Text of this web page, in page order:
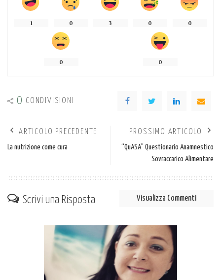
1 0 3 0 0
0 0
0 CONDIVISIONI
ARTICOLO PRECEDENTE
La nutrizione come cura
PROSSIMO ARTICOLO
“QuASA” Questionario Anamnestico
Sovraccarico Alimentare
Scrivi una Risposta Visualizza Commenti